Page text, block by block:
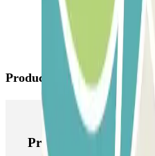
Producten van Parclick
Producten van Parclick